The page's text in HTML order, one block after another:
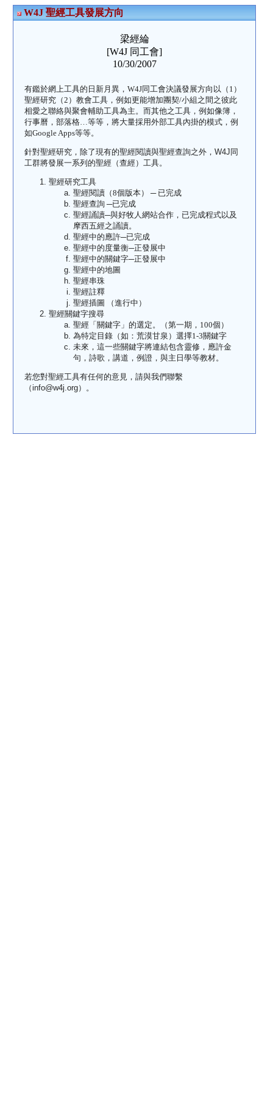
W4J 聖經工具發展方向
梁經綸
[W4J 同工會]
10/30/2007
有鑑於網上工具的日新月異，W4J同工會決議發展方向以（1）
聖經研究（2）教會工具，例如更能增加團契/小組之間之彼此
相愛之聯絡與聚會輔助工具為主。而其他之工具，例如像簿，
行事曆，部落格…等等，將大量採用外部工具內掛的模式，例
如Google Apps等等。
針對聖經研究，除了現有的聖經閱讀與聖經查詢之外，W4J 同
工群將發展一系列的聖經（查經）工具。
聖經研究工具
聖經閱讀（8個版本） ─ 已完成
聖經查詢 ─已完成
聖經誦讀─與好牧人網站合作，已完成程式以及
摩西五經之誦讀。
聖經中的應許─已完成
聖經中的度量衡─正發展中
聖經中的關鍵字─正發展中
聖經中的地圖
聖經串珠
聖經註釋
聖經插圖
（進行中）
聖經關鍵字搜尋
聖經「關鍵字」的選定。（第一期， 100個）
為特定目錄（如：荒漠甘泉）選擇1-3關鍵字
未來，這一些關鍵字將連結包含靈修，應許金
句，詩歌，講道，例證，與主日學等教材。
若您對聖經工具有任何的意見，請與我們聯繫
（info@w4j.org）。